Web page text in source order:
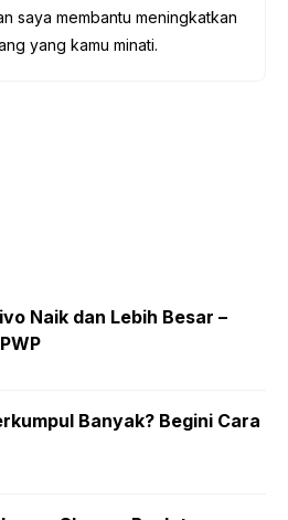
saya membantu meningkatkan
yang kamu minati.
Naik dan Lebih Besar –
Banyak? Begini Cara